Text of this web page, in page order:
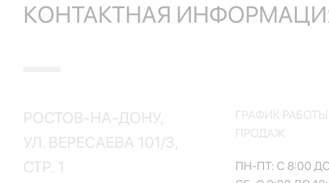
КОНТАКТНАЯ
РОСТОВ-НА-ДОНУ,
УЛ. ВЕРЕСАЕВА 101/3,
СТР. 1
ГРАФИК
ПРОДАЖ
ПН-ПТ: С 8:00